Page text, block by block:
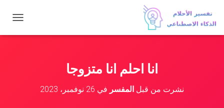
ب
انا احلم انا متزوجا
نشرت من قبل المفسر في 26 نوفمبر، 2023